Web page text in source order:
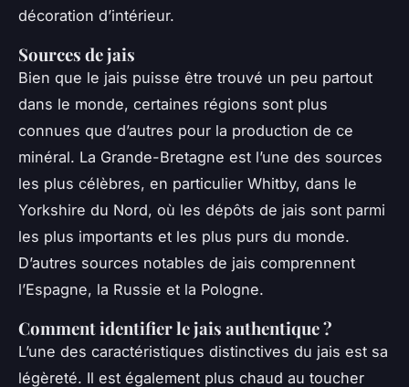
décoration d’intérieur.
Sources de jais
Bien que le jais puisse être trouvé un peu partout
dans le monde, certaines régions sont plus
connues que d’autres pour la production de ce
minéral. La Grande-Bretagne est l’une des sources
les plus célèbres, en particulier Whitby, dans le
Yorkshire du Nord, où les dépôts de jais sont parmi
les plus importants et les plus purs du monde.
D’autres sources notables de jais comprennent
l’Espagne, la Russie et la Pologne.
Comment identifier le jais authentique ?
L’une des caractéristiques distinctives du jais est sa
légèreté. Il est également plus chaud au toucher